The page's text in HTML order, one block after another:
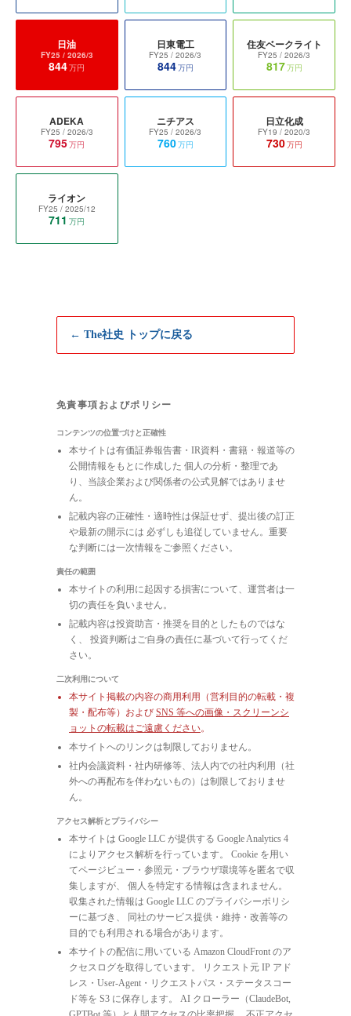
日油
FY25 / 2026/3
844万円
日東電工
FY25 / 2026/3
844万円
住友ベークライト
FY25 / 2026/3
817万円
ADEKA
FY25 / 2026/3
795万円
ニチアス
FY25 / 2026/3
760万円
日立化成
FY19 / 2020/3
730万円
ライオン
FY25 / 2025/12
711 万円
← The社史 トップに戻る
免責事項およびポリシー
コンテンツの位置づけと正確性
本サイトは有価証券報告書・IR資料・書籍・報道等の
公開情報をもとに作成した 個人の分析・整理であ
り、当該企業および関係者の公式見解ではありませ
ん。
記載内容の正確性・適時性は保証せず、提出後の訂正
や最新の開示には 必ずしも追従していません。重要
な判断には一次情報をご参照ください。
責任の範囲
本サイトの利用に起因する損害について、運営者は一
切の責任を負いません。
記載内容は投資助言・推奨を目的としたものではな
く、 投資判断はご自身の責任に基づいて行ってくだ
さい。
二次利用について
本サイト掲載の内容の商用利用（営利目的の転載・複
製・配布等）および SNS 等への画像・スクリーンシ
ョットの転載はご遠慮ください。
本サイトへのリンクは制限しておりません。
社内会議資料・社内研修等、法人内での社内利用（社
外への再配布を伴わないもの）は制限しておりませ
ん。
アクセス解析とプライバシー
本サイトは Google LLC が提供する Google Analytics 4
によりアクセス解析を行っています。 Cookie を用い
てページビュー・参照元・ブラウザ環境等を匿名で収
集しますが、 個人を特定する情報は含まれません。
収集された情報は Google LLC のプライバシーポリシ
ーに基づき、 同社のサービス提供・維持・改善等の
目的でも利用される場合があります。
本サイトの配信に用いている Amazon CloudFront のア
クセスログを取得しています。 リクエスト元 IP アド
レス・User-Agent・リクエストパス・ステータスコー
ド等を S3 に保存します。 AI クローラー（ClaudeBot,